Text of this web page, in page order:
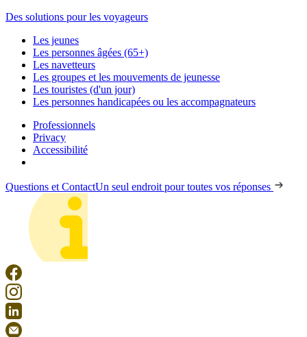
Des solutions pour les voyageurs
Les jeunes
Les personnes âgées (65+)
Les navetteurs
Les groupes et les mouvements de jeunesse
Les touristes (d'un jour)
Les personnes handicapées ou les accompagnateurs
Professionnels
Privacy
Accessibilité
Questions et ContactUn seul endroit pour toutes vos réponses